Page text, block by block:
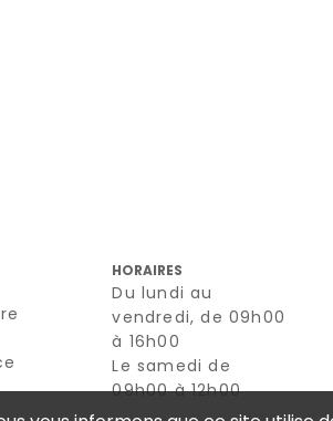
HORAIRES
Du lundi au
vendredi, de 09h00
à 16h00
Le samedi de
09h00 à 12h00